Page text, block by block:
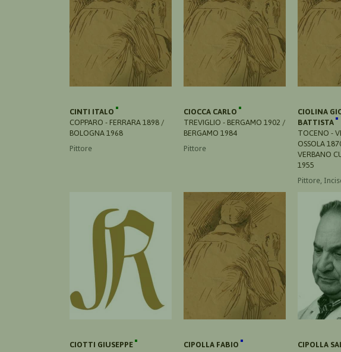
CINTI ITALO
COPPARO - FERRARA 1898 /
BOLOGNA 1968
Pittore
CIOCCA CARLO
TREVIGLIO - BERGAMO 1902 /
BERGAMO 1984
Pittore
CIOLINA
BATTISTA
TOCENO -
OSSOLA
VERBANO
1955
Pittore,
CIOTTI GIUSEPPE
CIPOLLA FABIO
CIPOLLA